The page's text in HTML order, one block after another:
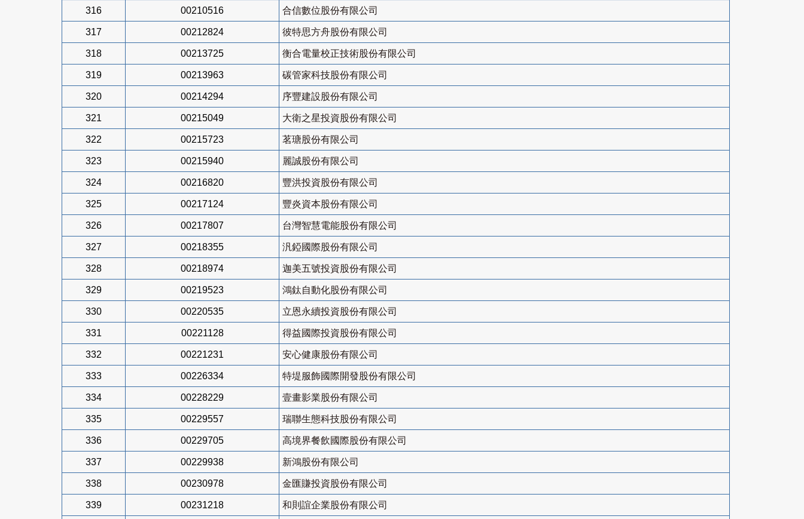
316 00210516 合信數位股份有限公司
317 00212824 彼特思方舟股份有限公司
318 00213725 衡合電量校正技術股份有限公司
319 00213963 碳管家科技股份有限公司
320 00214294 序豐建設股份有限公司
321 00215049 大衛之星投資股份有限公司
322 00215723 茗瑭股份有限公司
323 00215940 麗誠股份有限公司
324 00216820 豐洪投資股份有限公司
325 00217124 豐炎資本股份有限公司
326 00217807 台灣智慧電能股份有限公司
327 00218355 汎錏國際股份有限公司
328 00218974 迦美五號投資股份有限公司
329 00219523 鴻鈦自動化股份有限公司
330 00220535 立恩永續投資股份有限公司
331 00221128 得益國際投資股份有限公司
332 00221231 安心健康股份有限公司
333 00226334 特堤服飾國際開發股份有限公司
334 00228229 壹畫影業股份有限公司
335 00229557 瑞聯生態科技股份有限公司
336 00229705 高境界餐飲國際股份有限公司
337 00229938 新鴻股份有限公司
338 00230978 金匯賺投資股份有限公司
339 00231218 和則誼企業股份有限公司